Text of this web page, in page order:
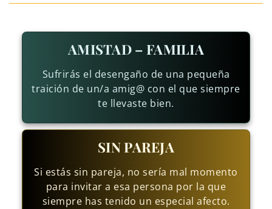
AMISTAD – FAMILIA
Sufrirás el desengaño de una pequeña
traición de un/a amig@ con el que siempre
te llevaste bien.
SIN PAREJA
Si estás sin pareja, no sería mal momento
para invitar a esa persona por la que
siempre has tenido un especial afecto.